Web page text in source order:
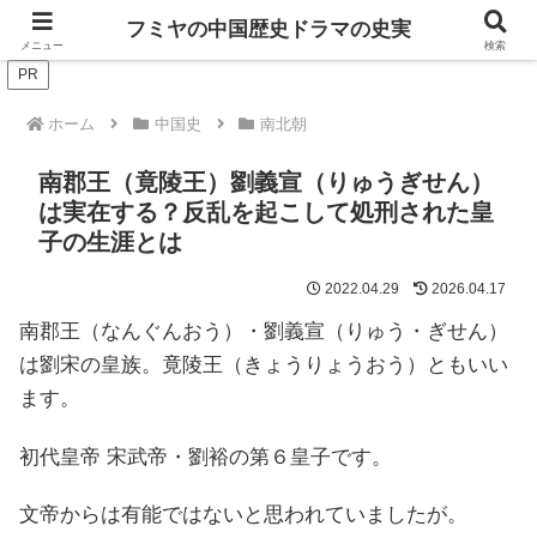
ドラマは歴史を知るともっと面白い！
PR
ホーム 中国史 南北朝
南郡王（竟陵王）劉義宣（りゅうぎせん）
は実在する？反乱を起こして処刑された皇
子の生涯とは
2022.04.29 2026.04.17
南郡王（なんぐんおう）・劉義宣（りゅう・ぎせん）
は劉宋の皇族。竟陵王（きょうりょうおう）ともいい
ます。
初代皇帝 宋武帝・劉裕の第６皇子です。
文帝からは有能ではないと思われていましたが。
メニュー
フミヤの中国歴史ドラマの史実
検索